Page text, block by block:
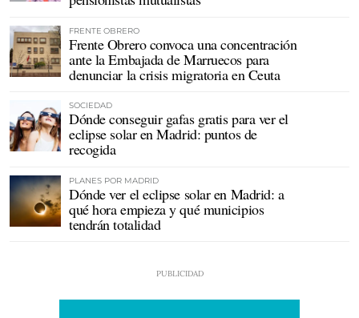
FRENTE OBRERO
Frente Obrero convoca una concentración
ante la Embajada de Marruecos para
denunciar la crisis migratoria en Ceuta
SOCIEDAD
Dónde conseguir gafas gratis para ver el
eclipse solar en Madrid: puntos de
recogida
PLANES POR MADRID
Dónde ver el eclipse solar en Madrid: a
qué hora empieza y qué municipios
tendrán totalidad